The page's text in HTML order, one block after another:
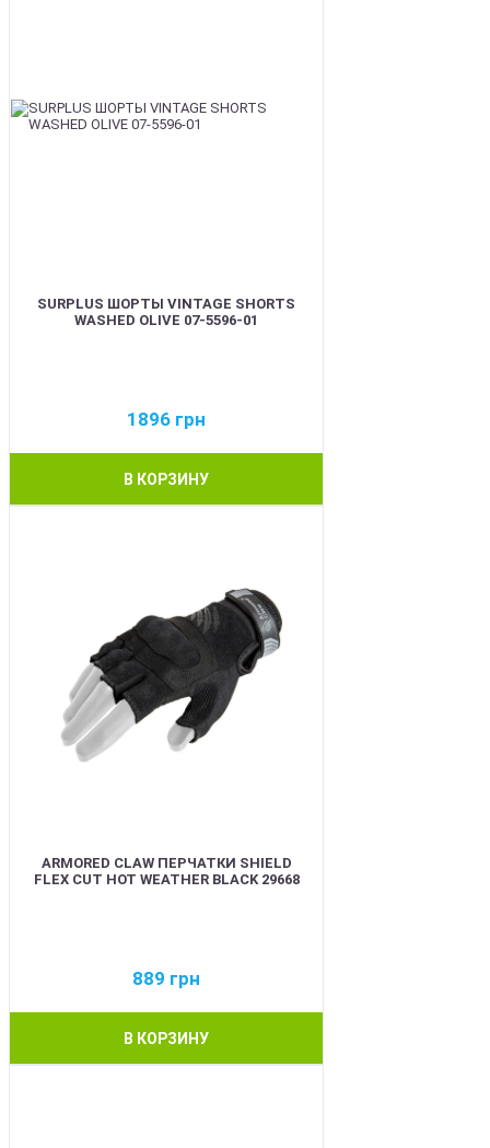
SURPLUS ШОРТЫ VINTAGE SHORTS
WASHED OLIVE 07-5596-01
1896 грн
В КОРЗИНУ
ARMORED CLAW ПЕРЧАТКИ SHIELD
FLEX CUT HOT WEATHER BLACK 29668
889 грн
В КОРЗИНУ